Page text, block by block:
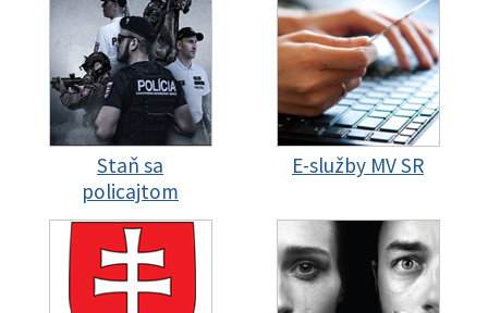
Staň sa
policajtom
E-služby MV SR